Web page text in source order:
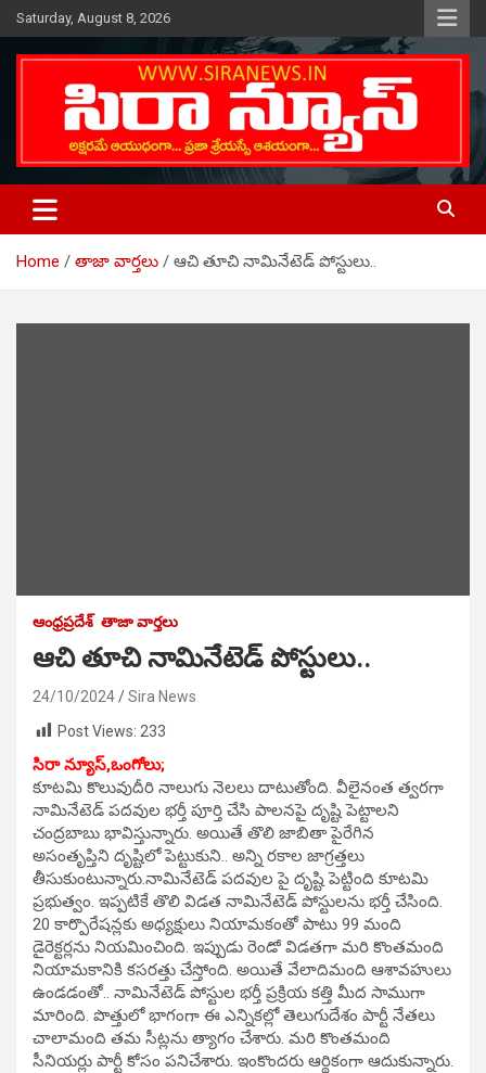
Skip
to
content
Saturday, August 8, 2026
SIRA NEWS
Telugu Online News Daily
Home తాజా వార్తలు ఆచి తూచి నామినేటెడ్ పోస్టులు..
ఆంధ్రప్రదేశ్ తాజా వార్తలు
ఆచి తూచి నామినేటెడ్ పోస్టులు..
24/10/2024
Sira News
Post Views: 233
సిరా న్యూస్,ఒంగోలు;
కూటమి కొలువుదీరి నాలుగు నెలలు దాటుతోంది. వీలైనంత త్వరగా
నామినేటెడ్ పదవుల భర్తీ పూర్తి చేసి పాలనపై దృష్టి పెట్టాలని
చంద్రబాబు భావిస్తున్నారు. అయితే తొలి జాబితా పైరేగిన
అసంతృప్తిని దృష్టిలో పెట్టుకుని.. అన్ని రకాల జాగ్రత్తలు
తీసుకుంటున్నారు.నామినేటెడ్ పదవుల పై దృష్టి పెట్టింది కూటమి
ప్రభుత్వం. ఇప్పటికే తొలి విడత నామినేటెడ్ పోస్టులను భర్తీ చేసింది.
20 కార్పొరేషన్లకు అధ్యక్షులు నియామకంతో పాటు 99 మంది
డైరెక్టర్లను నియమించింది. ఇప్పుడు రెండో విడతగా మరి కొంతమంది
నియామకానికి కసరత్తు చేస్తోంది. అయితే వేలాదిమంది ఆశావహులు
ఉండడంతో.. నామినేటెడ్ పోస్టుల భర్తీ ప్రక్రియ కత్తి మీద సాముగా
మారింది. పొత్తులో భాగంగా ఈ ఎన్నికల్లో తెలుగుదేశం పార్టీ నేతలు
చాలామంది తమ సీట్లను త్యాగం చేశారు. మరి కొంతమంది
సీనియర్లు పార్టీ కోసం పనిచేశారు. ఇంకొందరు ఆర్థికంగా ఆదుకున్నారు.